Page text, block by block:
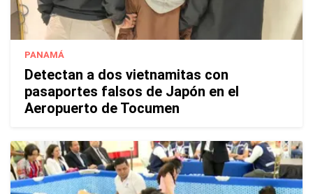
PANAMÁ
Detectan a dos vietnamitas con
pasaportes falsos de Japón en el
Aeropuerto de Tocumen